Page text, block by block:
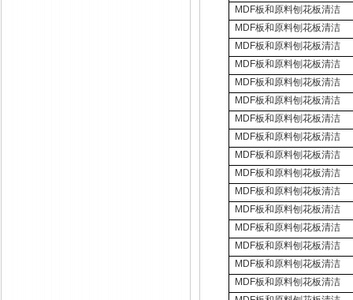
MDF板和原料刨花板清洁
MDF板和原料刨花板清洁
MDF板和原料刨花板清洁
MDF板和原料刨花板清洁
MDF板和原料刨花板清洁
MDF板和原料刨花板清洁
MDF板和原料刨花板清洁
MDF板和原料刨花板清洁
MDF板和原料刨花板清洁
MDF板和原料刨花板清洁
MDF板和原料刨花板清洁
MDF板和原料刨花板清洁
MDF板和原料刨花板清洁
MDF板和原料刨花板清洁
MDF板和原料刨花板清洁
MDF板和原料刨花板清洁